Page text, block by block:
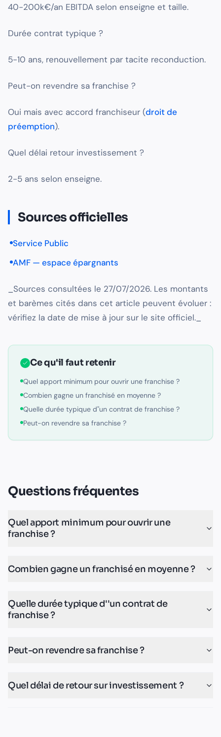
40-200k€/an EBITDA selon enseigne et taille.
Durée contrat typique ?
5-10 ans, renouvellement par tacite reconduction.
Peut-on revendre sa franchise ?
Oui mais avec accord franchiseur (droit de
préemption).
Quel délai retour investissement ?
2-5 ans selon enseigne.
Sources officielles
Service Public
AMF — espace épargnants
_Sources consultées le 27/07/2026. Les montants
et barèmes cités dans cet article peuvent évoluer :
vérifiez la date de mise à jour sur le site officiel._
Ce qu'il faut retenir
Quel apport minimum pour ouvrir une franchise ?
Combien gagne un franchisé en moyenne ?
Quelle durée typique d''un contrat de franchise ?
Peut-on revendre sa franchise ?
Questions fréquentes
Quel apport minimum pour ouvrir une
franchise ?
Combien gagne un franchisé en moyenne ?
Quelle durée typique d''un contrat de
franchise ?
Peut-on revendre sa franchise ?
Quel délai de retour sur investissement ?